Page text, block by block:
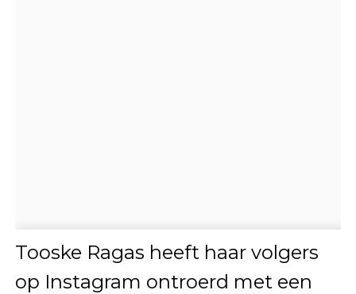
Tooske Ragas heeft haar volgers
op Instagram ontroerd met een